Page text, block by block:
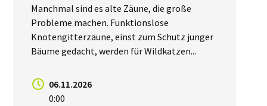
Manchmal sind es alte Zäune, die große
Probleme machen. Funktionslose
Knotengitterzäune, einst zum Schutz junger
Bäume gedacht, werden für Wildkatzen...
06.11.2026
0:00